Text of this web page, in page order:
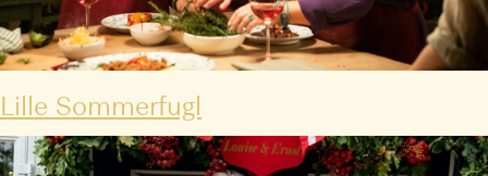
Lille Sommerfugl